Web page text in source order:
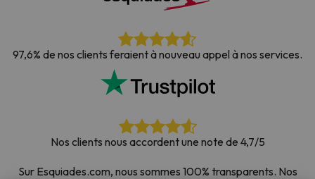
97,6% de nos clients feraient à nouveau appel à nos services.
Nos clients nous accordent une note de 4,7/5
Sur Esquiades.com, nous sommes 100% transparents. Nos